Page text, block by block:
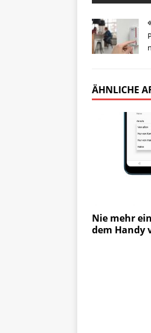
ÄHNLICHE
Nie mehr
dem Handy